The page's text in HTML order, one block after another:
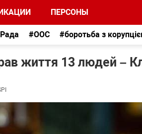
ПЕРСОНЫ
#ООС #боротьба з
життя 13 людей –